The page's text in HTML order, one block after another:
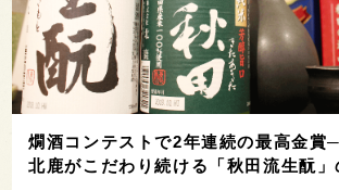
燗酒コンテストで2年連続の最高金賞
北鹿がこだわり続ける「秋田流生酛」